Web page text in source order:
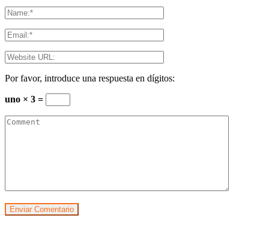
Por favor, introduce una respuesta en dígitos:
uno × 3 =